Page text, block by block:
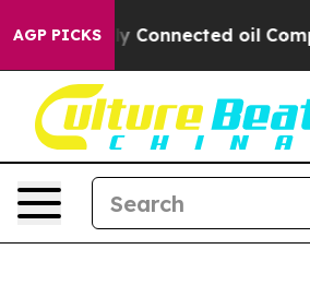
AGP PICKSConnected oil